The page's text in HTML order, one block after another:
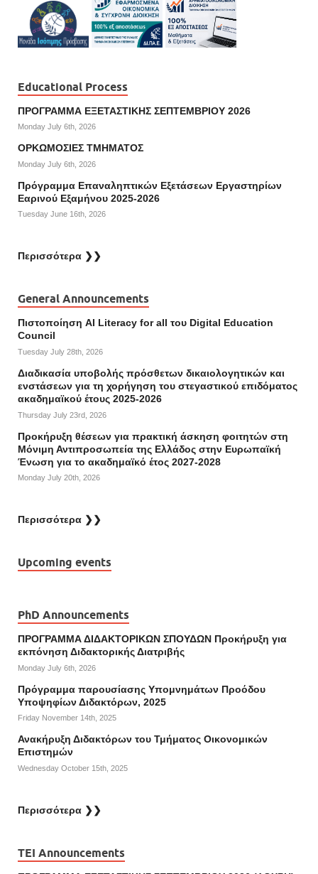
Educational Process
ΠΡΟΓΡΑΜΜΑ ΕΞΕΤΑΣΤΙΚΗΣ ΣΕΠΤΕΜΒΡΙΟΥ 2026
Monday July 6th, 2026
ΟΡΚΩΜΟΣΙΕΣ ΤΜΗΜΑΤΟΣ
Monday July 6th, 2026
Πρόγραμμα Επαναληπτικών Εξετάσεων Εργαστηρίων
Εαρινού Εξαμήνου 2025-2026
Tuesday June 16th, 2026
Περισσότερα ❯❯
General Announcements
Πιστοποίηση AI Literacy for all του Digital Education
Council
Tuesday July 28th, 2026
Διαδικασία υποβολής πρόσθετων δικαιολογητικών και
ενστάσεων για τη χορήγηση του στεγαστικού επιδόματος
ακαδημαϊκού έτους 2025-2026
Thursday July 23rd, 2026
Προκήρυξη θέσεων για πρακτική άσκηση φοιτητών στη
Μόνιμη Αντιπροσωπεία της Ελλάδος στην Ευρωπαϊκή
Ένωση για το ακαδημαϊκό έτος 2027-2028
Monday July 20th, 2026
Περισσότερα ❯❯
Upcoming events
PhD Announcements
ΠΡΟΓΡΑΜΜΑ ΔΙΔΑΚΤΟΡΙΚΩΝ ΣΠΟΥΔΩΝ Προκήρυξη για
εκπόνηση Διδακτορικής Διατριβής
Monday July 6th, 2026
Πρόγραμμα παρουσίασης Υπομνημάτων Προόδου
Υποψηφίων Διδακτόρων, 2025
Friday November 14th, 2025
Ανακήρυξη Διδακτόρων του Τμήματος Οικονομικών
Επιστημών
Wednesday October 15th, 2025
Περισσότερα ❯❯
TEI Announcements